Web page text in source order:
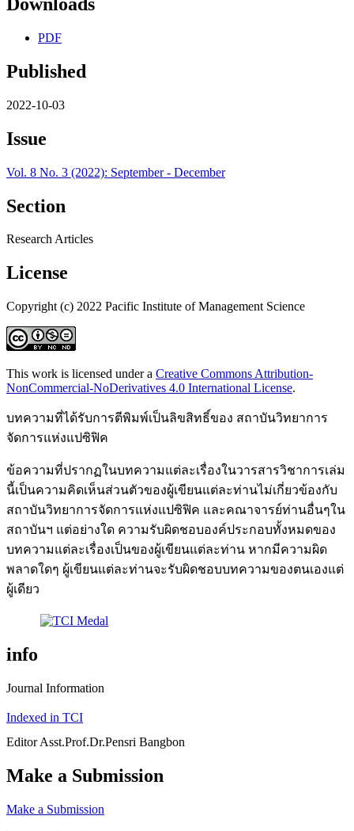
PDF
Published
2022-10-03
Issue
Vol. 8 No. 3 (2022): September - December
Section
Research Articles
License
Copyright (c) 2022 Pacific Institute of Management Science
This work is licensed under a Creative Commons Attribution-
NonCommercial-NoDerivatives 4.0 International License.
บทความที่ได้รับการตีพิมพ์เป็นลิขสิทธิ์ของ สถาบันวิทยาการ
จัดการแห่งแปซิฟิค
ข้อความที่ปรากฏในบทความแต่ละเรื่องในวารสารวิชาการเล่ม
นี้เป็นความคิดเห็นส่วนตัวของผู้เขียนแต่ละท่านไม่เกี่ยวข้องกับ
สถาบันวิทยาการจัดการแห่งแปซิฟิค และคณาจารย์ท่านอื่นๆใน
สถาบันฯ แต่อย่างใด ความรับผิดชอบองค์ประกอบทั้งหมดของ
บทความแต่ละเรื่องเป็นของผู้เขียนแต่ละท่าน หากมีความผิด
พลาดใดๆ ผู้เขียนแต่ละท่านจะรับผิดชอบบทความของตนเองแต่
ผู้เดียว
info
Journal Information
Indexed in TCI
Editor Asst.Prof.Dr.Pensri Bangbon
Make a Submission
Make a Submission